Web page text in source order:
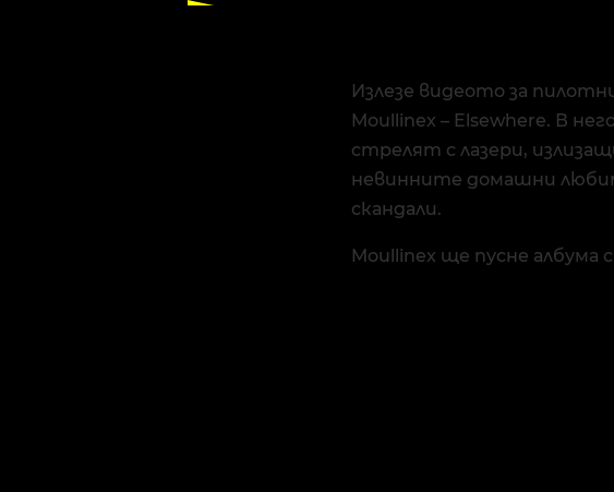
Излезе видеото за
Moullinex – Elsewhere. В
стрелят с лазери,
невинните домашни
скандали.
Moullinex ще пусне албума